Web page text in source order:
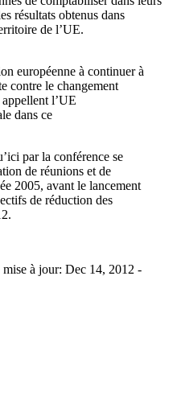
résultats obtenus dans
de l’UE.
européenne à continuer à
contre le changement
l’UE
dans ce
par la conférence se
de réunions et de
2005, avant le lancement
de réduction des
à jour: Dec 14, 2012 -